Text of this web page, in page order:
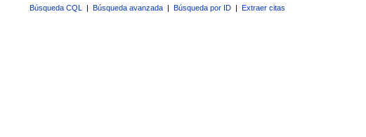
Búsqueda CQL Búsqueda avanzada Búsqueda por ID Extraer citas